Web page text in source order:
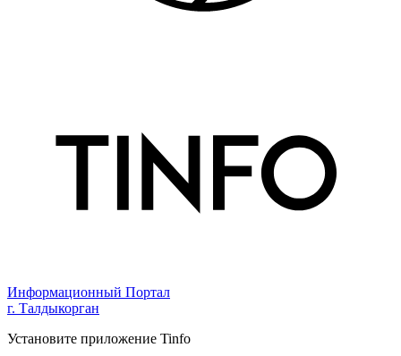
Информационный Портал
г. Талдыкорган
Установите приложение Tinfo